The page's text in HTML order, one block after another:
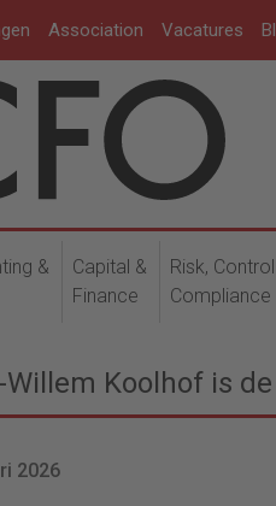
Association Vacatures
&
Capital &
Finance
Risk,
Compliance
Koolhof is
2026